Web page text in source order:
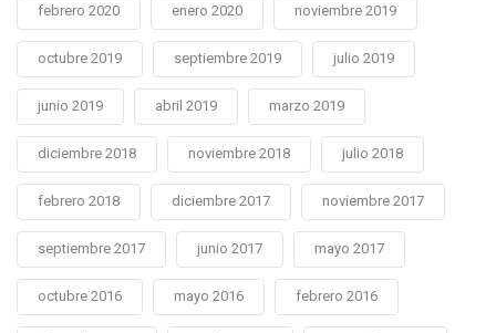
febrero 2020 enero 2020 noviembre 2019
octubre 2019 septiembre 2019 julio 2019
junio 2019 abril 2019 marzo 2019
diciembre 2018 noviembre 2018 julio 2018
febrero 2018 diciembre 2017 noviembre 2017
septiembre 2017 junio 2017 mayo 2017
octubre 2016 mayo 2016 febrero 2016